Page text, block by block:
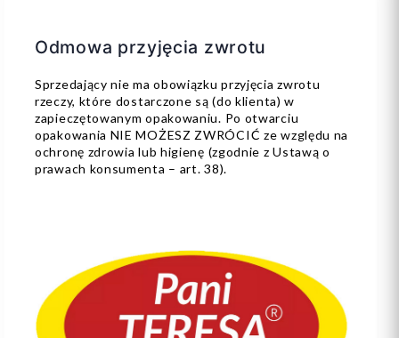
Odmowa przyjęcia zwrotu
Sprzedający nie ma obowiązku przyjęcia zwrotu
rzeczy, które dostarczone są (do klienta) w
zapieczętowanym opakowaniu. Po otwarciu
opakowania NIE MOŻESZ ZWRÓCIĆ ze względu na
ochronę zdrowia lub higienę (zgodnie z Ustawą o
prawach konsumenta – art. 38).